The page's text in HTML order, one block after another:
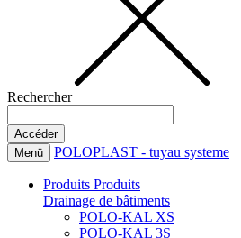
Rechercher
Menü POLOPLAST - tuyau systeme
Produits Produits
Drainage de bâtiments
POLO-KAL XS
POLO-KAL 3S